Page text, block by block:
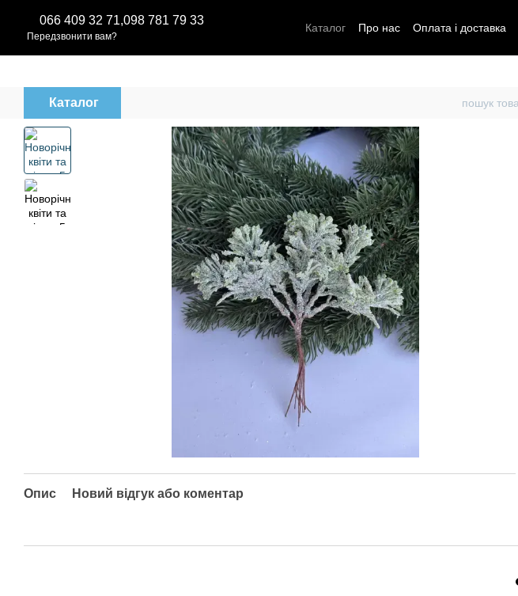
066 409 32 71,098 781 79 33
Передзвонити вам?
Каталог Про нас Оплата і доставка
Каталог
Опис Новий відгук або коментар